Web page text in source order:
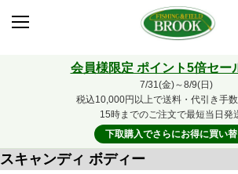
会員様限定 ポイント5倍セー
7/31(金)～8/9(日)
税込10,000円以上で送料・代引き手数
15時までのご注文で最短当日発
下取購入でさらにお得に買い替
スキャンディ ボディー